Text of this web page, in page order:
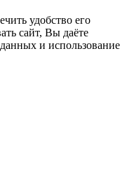
удобство его
сайт, Вы даёте
и использование